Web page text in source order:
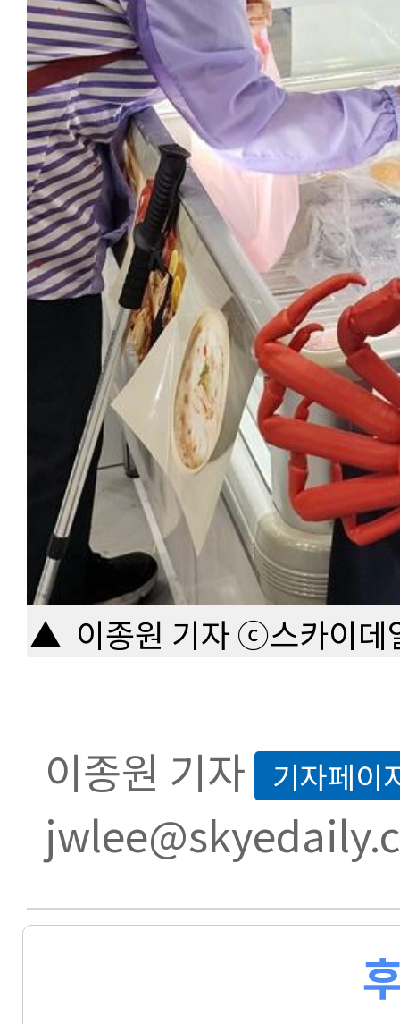
▲ 이종원 기자 ⓒ스카이데
이종원 기자 기자페이